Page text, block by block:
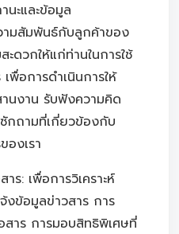
นะและข้อมูล
มสัมพันธ์กับลูกค้าของ
ะดวกให้แก่ท่านในการใช้
พื่อการดำเนินการให้
านงาน รับฟังความคิด
กถามที่เกี่ยวข้องกับ
งเรา
ร: เพื่อการวิเคราะห์
งข้อมูลข่าวสาร การ
สาร การมอบสิทธิพิเศษที่